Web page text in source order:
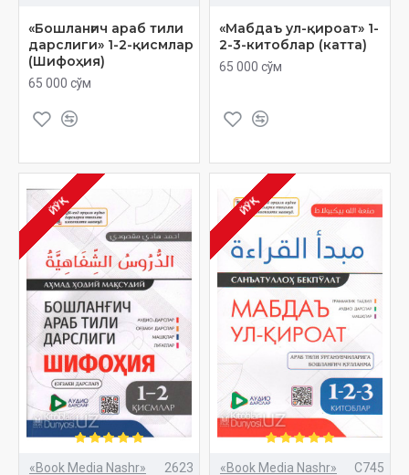
«Бошланғич араб тили
дарслиги» 1-2-қисмлар
(Шифоҳия)
65 000 сўм
«Мабдаъ ул-қироат» 1-
2-3-китоблар (катта)
65 000 сўм
ЙЎҚ
«Book Media Nashr» 2623
ЙЎҚ
«Book Media Nashr» C745